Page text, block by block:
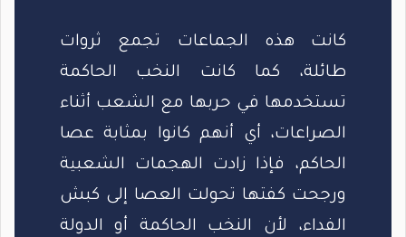
كانت هذه الجماعات تجمع ثروات
طائلة، كما كانت النخب الحاكمة
تستخدمها في حربها مع الشعب أثناء
الصراعات، أي أنهم كانوا بمثابة عصا
الحاكم، فإذا زادت الهجمات الشعبية
ورجحت كفتها تحولت العصا إلى كبش
الفداء، لأن النخب الحاكمة أو الدولة